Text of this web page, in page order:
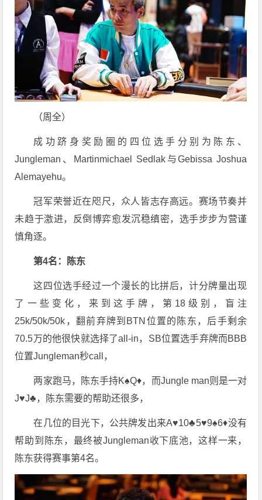
（周全）
成功跻身奖励圈的四位选手分别为陈东、
Jungleman、Martinmichael Sedlak与Gebissa Joshua
Alemayehu。
冠军荣誉近在咫尺，众人皆志存高远。赛场节奏并
未趋于激进，反倒博弈愈发沉稳缜密，选手步步为营谨
慎角逐。
第4名：陈东
这四位选手经过一个漫长的比拼后，计分牌量出现
了一些变化，来到这手牌，第18级别，盲注
25k/50k/50k，翻前弃牌到BTN位置的陈东，后手剩余
70.5万的他很快就选择了all-in，SB位置选手弃牌而BBB
位置Jungleman秒call，
两家跑马，陈东手持K♠️Q♦️，而Jungle man则是一对
J♥️J♣️，陈东需要的帮助还很多，
在几位的目光下，公共牌发出来A♥️10♣️5♥️9♠️6♦️没有
帮助到陈东，最终被Jungleman收下底池，这样一来，
陈东获得赛事第4名。